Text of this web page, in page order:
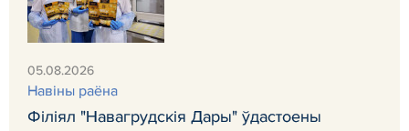
05.08.2026
Навiны раёна
Філіял "Навагрудскія Дары" ўдастоены